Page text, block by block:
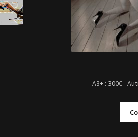
A3+ : 300€ -